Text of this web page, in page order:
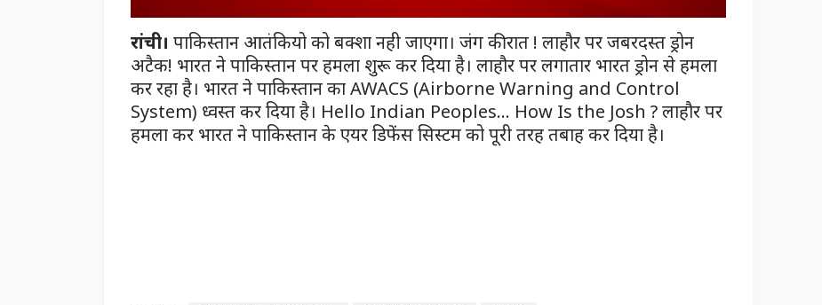
रांची। पाकिस्तान आतंकियो को बक्शा नही जाएगा। जंग की रात ! लाहौर पर जबरदस्त ड्रोन
अटैक! भारत ने पाकिस्तान पर हमला शुरू कर दिया है। लाहौर पर लगातार भारत ड्रोन से हमला
कर रहा है। भारत ने पाकिस्तान का AWACS (Airborne Warning and Control
System) ध्वस्त कर दिया है। Hello Indian Peoples… How Is the Josh ? लाहौर पर
हमला कर भारत ने पाकिस्तान के एयर डिफेंस सिस्टम को पूरी तरह तबाह कर दिया है।